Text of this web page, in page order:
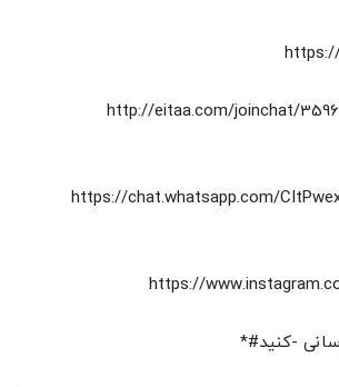
http://eitaa.com/joinchat/
https://chat.whatsapp.com/
https://
-کنید#*